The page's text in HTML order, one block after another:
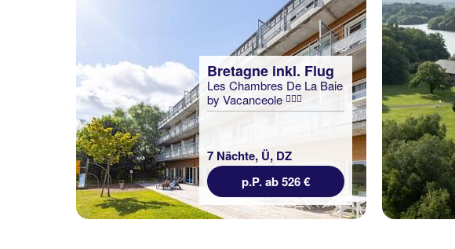
Bretagne inkl. Flug
Les Chambres De La Baie
by Vacanceole
7 Nächte, Ü, DZ
p.P. ab 526 €